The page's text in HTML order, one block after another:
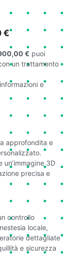
€
€ puoi
un trattamento
e
approfondita e
un’immagine 3D
precisa e
controllo
locale,
dettagliate
e sicurezza